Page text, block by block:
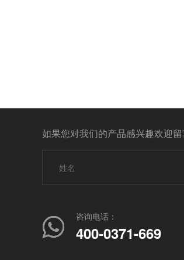
如果您对我们的产品感兴趣欢迎
咨询电话：
400-0371-669